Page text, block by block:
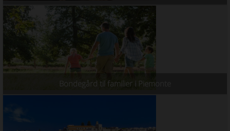
Bondegård til familier i Piemonte